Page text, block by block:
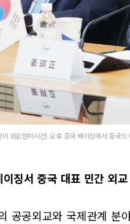
이 8일(현지시간) 오후 중국 베이징에서 중
징서 중국 대표 민간 외
공공외교와 국제관계 분